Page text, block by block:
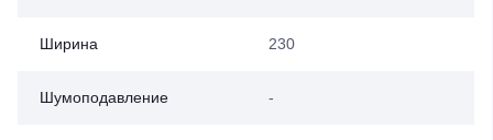
Ширина 230
Шумоподавление -